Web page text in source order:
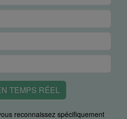
TEMPS RÉEL
reconnaissez spécifiquement